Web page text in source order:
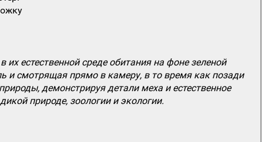
естественной среде обитания на фоне зеленой
и смотрящая прямо в камеру, в то время как позади
демонстрируя детали меха и естественное
природе, зоологии и экологии.